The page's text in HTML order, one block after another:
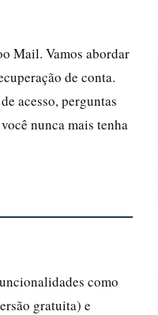
Mail. Vamos abordar
de conta.
acesso, perguntas
nunca mais tenha
como
gratuita) e